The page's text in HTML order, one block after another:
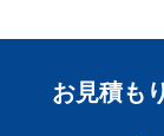
お見積も